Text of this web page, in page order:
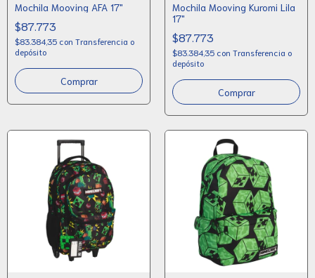
Mochila Mooving AFA 17"
$87.773
$83.384,35 con Transferencia o
depósito
Mochila Mooving Kuromi Lila
17"
$87.773
$83.384,35 con Transferencia o
depósito